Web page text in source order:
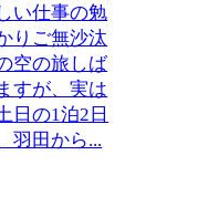
い仕事の勉
りご無沙汰
空の旅しば
すが、実は
日の1泊2日
羽田から...